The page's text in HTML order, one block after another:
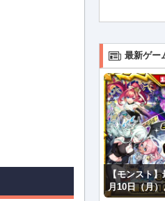
最新ゲー
【モンスト
月10日（月